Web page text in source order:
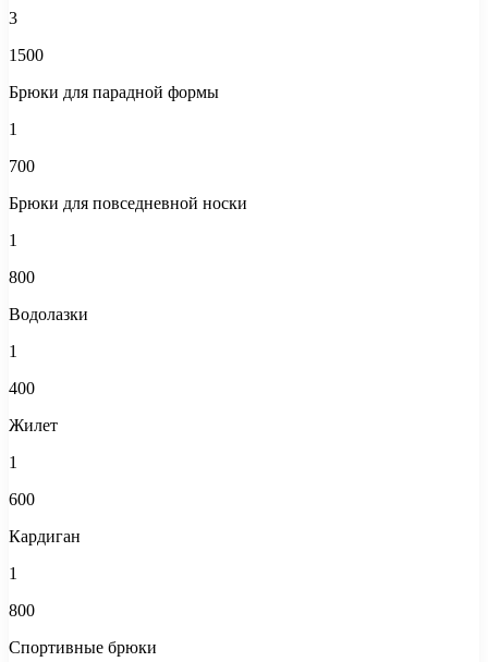
3
1500
Брюки для парадной формы
1
700
Брюки для повседневной носки
1
800
Водолазки
1
400
Жилет
1
600
Кардиган
1
800
Спортивные брюки